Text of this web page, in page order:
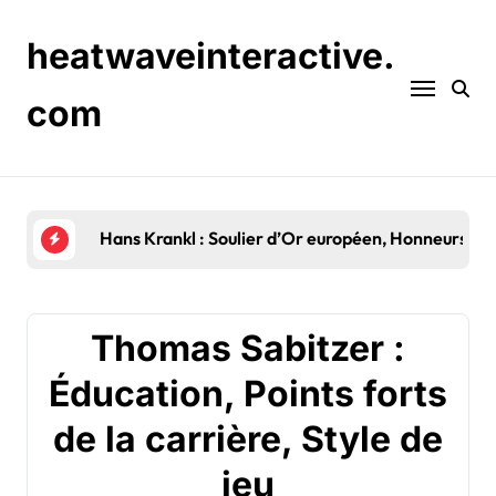
contentheatwaveinteractive.
com
Hans Krankl : Soulier d’Or européen, Honneurs
Thomas Sabitzer :
Éducation, Points forts
de la carrière, Style de
jeu